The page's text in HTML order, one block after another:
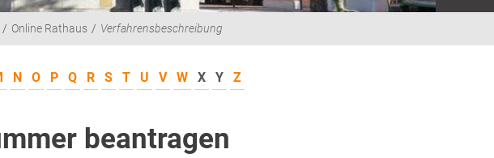
Online Rathaus Verfahrensbeschreibung
N O P Q R S T U V W X Y Z
beantragen